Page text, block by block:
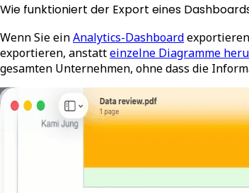
Wie funktioniert der Export eines
Wenn Sie einAnalytics-Dashboard
exportieren, anstatteinzelne Diagramme
gesamten Unternehmen, ohne dass die